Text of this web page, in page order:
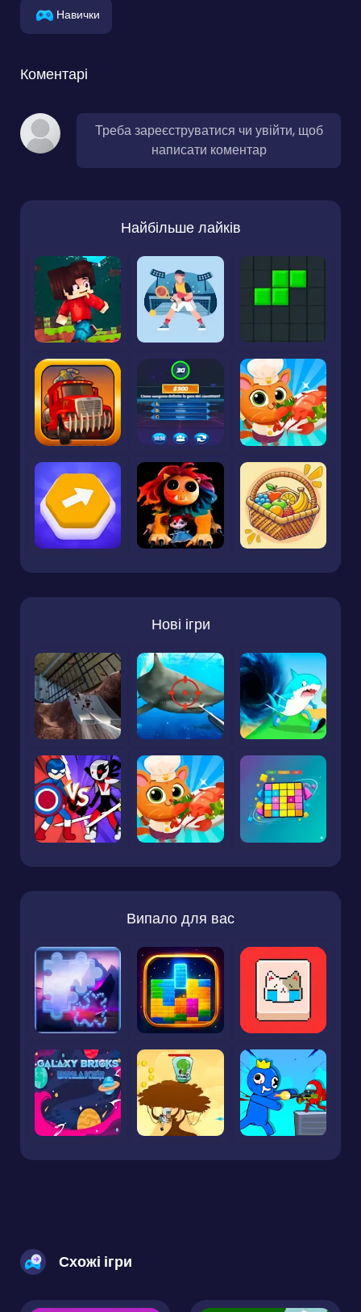
Навички
Коментарі
Треба зареєструватися чи увійти, щоб
написати коментар
Найбільше лайків
Нові ігри
Випало для вас
Схожі ігри